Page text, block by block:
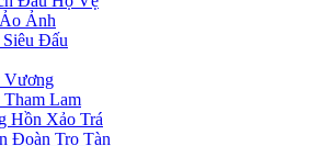
Ảnh
Đấu
Vương
Tham Lam
Hồn Xảo Trá
Đoàn Tro Tàn